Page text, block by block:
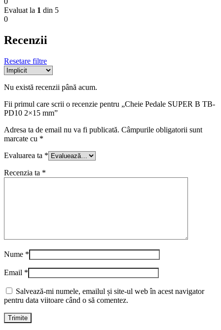
Evaluat la 1 din 5
0
Recenzii
Resetare filtre
Nu există recenzii până acum.
Fii primul care scrii o recenzie pentru „Cheie Pedale SUPER B TB-
PD10 2×15 mm”
Adresa ta de email nu va fi publicată. Câmpurile obligatorii sunt
marcate cu *
Evaluarea ta *
Recenzia ta *
Nume *
Email *
Salvează-mi numele, emailul și site-ul web în acest navigator
pentru data viitoare când o să comentez.